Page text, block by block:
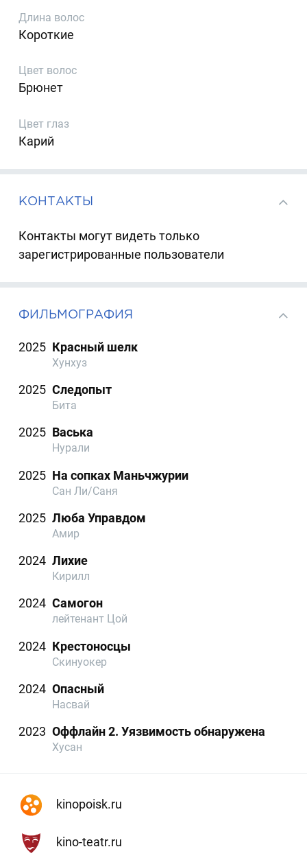
Длина волос
Короткие
Цвет волос
Брюнет
Цвет глаз
Карий
КОНТАКТЫ
Контакты могут видеть только
зарегистрированные пользователи
ФИЛЬМОГРАФИЯ
2025 Красный шелк
Хунхуз
2025 Следопыт
Бита
2025 Васька
Нурали
2025 На сопках Маньчжурии
Сан Ли/Саня
2025 Люба Управдом
Амир
2024 Лихие
Кирилл
2024 Самогон
лейтенант Цой
2024 Крестоносцы
Скинуокер
2024 Опасный
Насвай
2023 Оффлайн 2. Уязвимость обнаружена
Хусан
kinopoisk.ru
kino-teatr.ru